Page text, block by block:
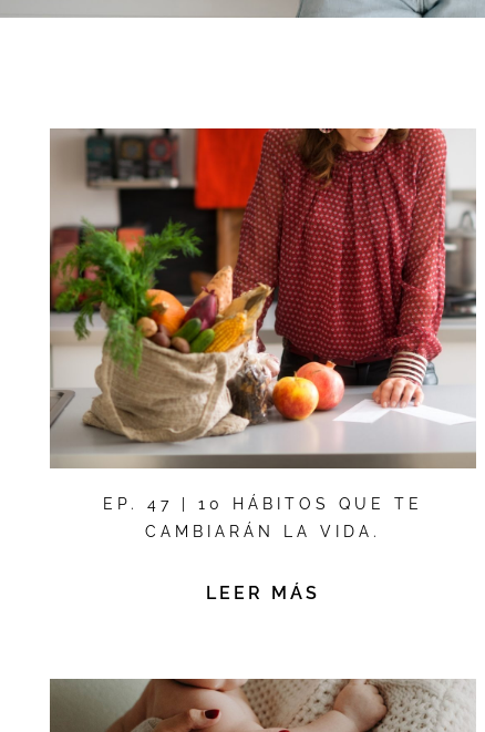
EP. 47 | 10 HÁBITOS QUE TE
CAMBIARÁN LA VIDA.
LEER MÁS